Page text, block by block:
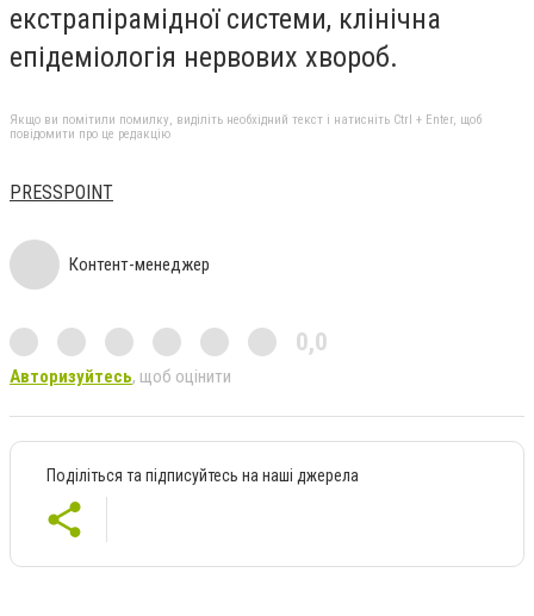
екстрапірамідної системи, клінічна
епідеміологія нервових хвороб.
Якщо ви помітили помилку, виділіть необхідний текст і натисніть Ctrl + Enter, щоб
повідомити про це редакцію
PRESSPOINT
Контент-менеджер
0,0
Авторизуйтесь, щоб оцінити
Поділіться та підписуйтесь на наші джерела